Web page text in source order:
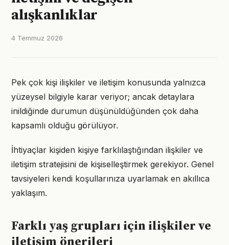
alışkanlıklar
4 Temmuz 2026
Pek çok kişi ilişkiler ve iletişim konusunda yalnızca
yüzeysel bilgiyle karar veriyor; ancak detaylara
inildiğinde durumun düşünüldüğünden çok daha
kapsamlı olduğu görülüyor.
İhtiyaçlar kişiden kişiye farklılaştığından ilişkiler ve
iletişim stratejisini de kişiselleştirmek gerekiyor. Genel
tavsiyeleri kendi koşullarınıza uyarlamak en akıllıca
yaklaşım.
Farklı yaş grupları için ilişkiler ve
iletişim önerileri